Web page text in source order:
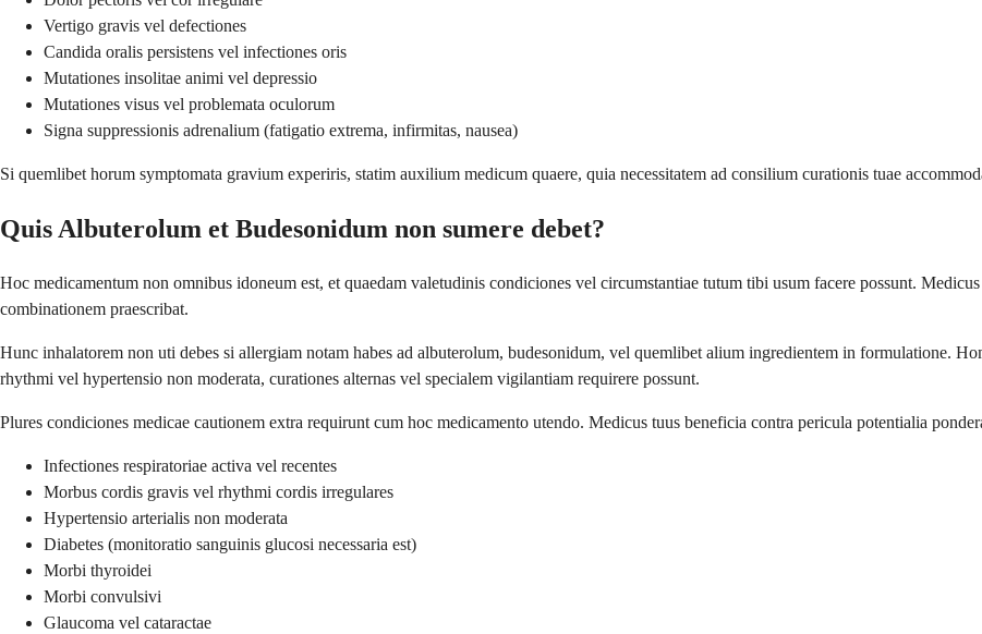
Vertigo gravis vel defectiones
Candida oralis persistens vel infectiones oris
Mutationes insolitae animi vel depressio
Mutationes visus vel problemata oculorum
Signa suppressionis adrenalium (fatigatio extrema, infirmitas, nausea)
Si quemlibet horum symptomata gravium experiris, statim auxilium medicum quaere, quia necessitatem ad consilium curationis tuae
Quis Albuterolum et Budesonidum non sumere debet?
Hoc medicamentum non omnibus idoneum est, et quaedam valetudinis condiciones vel circumstantiae tutum tibi usum facere possunt.
combinationem praescribat.
Hunc inhalatorem non uti debes si allergiam notam habes ad albuterolum, budesonidum, vel quemlibet alium ingredientem in formulatione.
rhythmi vel hypertensio non moderata, curationes alternas vel specialem vigilantiam requirere possunt.
Plures condiciones medicae cautionem extra requirunt cum hoc medicamento utendo. Medicus tuus beneficia contra pericula potentialia
Infectiones respiratoriae activa vel recentes
Morbus cordis gravis vel rhythmi cordis irregulares
Hypertensio arterialis non moderata
Diabetes (monitoratio sanguinis glucosi necessaria est)
Morbi thyroidei
Morbi convulsivi
Glaucoma vel cataractae